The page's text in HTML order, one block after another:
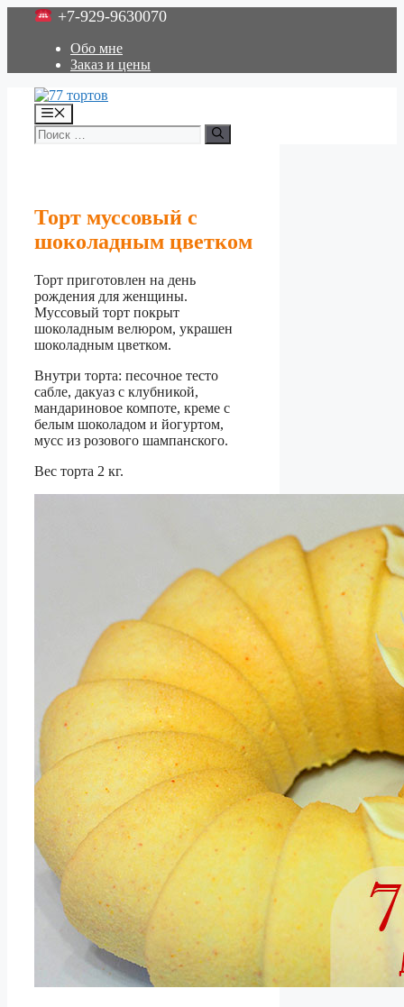
Перейти
содержимому
+7-929-9630070
Обо мне
Заказ и цены
Меню
Поиск:
Торт муссовый с
шоколадным цветком
Торт приготовлен на день
рождения для женщины.
Муссовый торт покрыт
шоколадным велюром, украшен
шоколадным цветком.
Внутри торта: песочное тесто
сабле, дакуаз с клубникой,
мандариновое компоте, креме с
белым шоколадом и йогуртом,
мусс из розового шампанского.
Вес торта 2 кг.